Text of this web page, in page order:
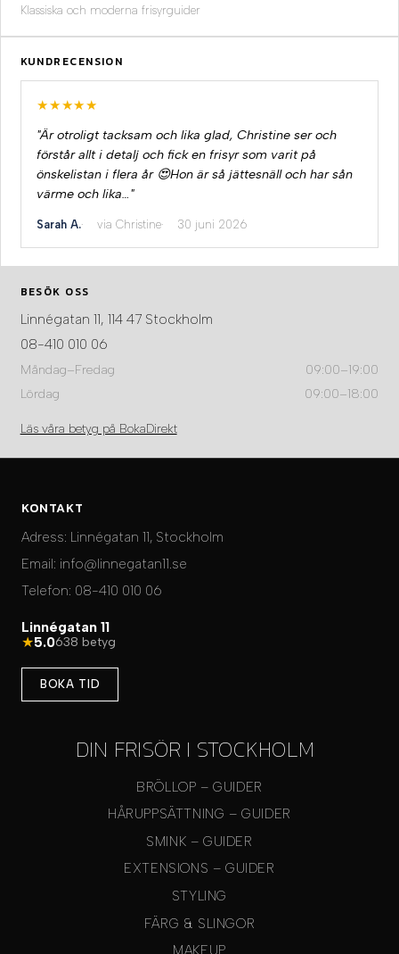
Klassiska och moderna frisyrguider
KUNDRECENSION
★★★★★
"Är otroligt tacksam och lika glad, Christine ser och
förstår allt i detalj och fick en frisyr som varit på
önskelistan i flera år 😍Hon är så jättesnäll och har sån
värme och lika…"
Sarah A. via Christine 30 juni 2026
BESÖK OSS
Linnégatan 11, 114 47 Stockholm
08-410 010 06
Måndag–Fredag
09:00–19:00
Lördag
09:00–18:00
Läs våra betyg på BokaDirekt
KONTAKT
Adress: Linnégatan 11, Stockholm
Email: info@linnegatan11.se
Telefon: 08-410 010 06
Linnégatan 11
★5.0638 betyg
BOKA TID
DIN FRISÖR I STOCKHOLM
BRÖLLOP – GUIDER
HÅRUPPSÄTTNING – GUIDER
SMINK – GUIDER
EXTENSIONS – GUIDER
STYLING
FÄRG & SLINGOR
MAKEUP